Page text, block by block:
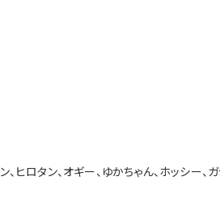
、ヒロタン、オギー、ゆかちゃん、ホッシー、